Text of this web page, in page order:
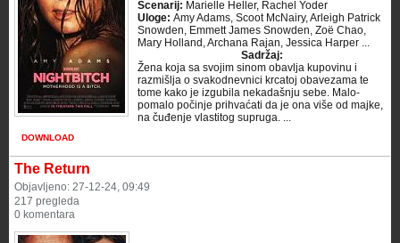
Scenarij: Marielle Heller, Rachel Yoder
Uloge: Amy Adams, Scoot McNairy, Arleigh Patrick
Snowden, Emmett James Snowden, Zoë Chao,
Mary Holland, Archana Rajan, Jessica Harper ...
Sadržaj:
Žena koja sa svojim sinom obavlja kupovinu i
razmišlja o svakodnevnici krcatoj obavezama te
tome kako je izgubila nekadašnju sebe. Malo-
pomalo počinje prihvaćati da je ona više od majke,
na čuđenje vlastitog supruga. ...
DOWNLOAD
The Return
Objavljeno: 27-12-24, 09:49
217 pregleda
0 komentara